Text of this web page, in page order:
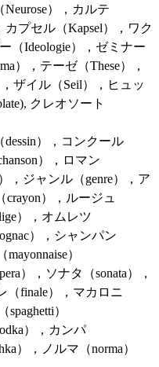
），カルテ
カプセル（Kapsel），ワク
（Ideologie），ゼミナー
），テーゼ（These），
ザイル（Seil），ヒュッ
クレオソート
），コンクール
），ロマン
，ジャンル（genre），ア
crayon），ルージュ
），オムレツ
），シャンパン
）
），ソナタ（sonata），
（finale），マカロニ
spaghetti）
），カンパ
），ノルマ（norma）